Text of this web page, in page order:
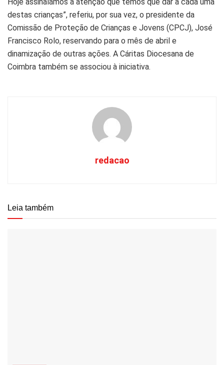
destas crianças”, referiu, por sua vez, o presidente da
Comissão de Proteção de Crianças e Jovens (CPCJ), José
Francisco Rolo, reservando para o mês de abril e
dinamização de outras ações. A Cáritas Diocesana de
Coimbra também se associou à iniciativa.
redacao
Leia também